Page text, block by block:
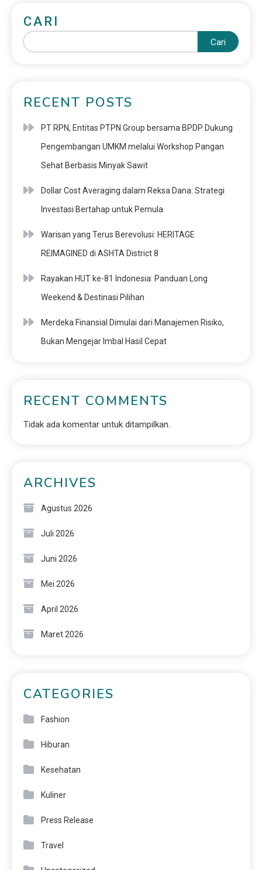
CARI
Cari
RECENT POSTS
PT RPN, Entitas PTPN Group bersama BPDP Dukung
Pengembangan UMKM melalui Workshop Pangan
Sehat Berbasis Minyak Sawit
Dollar Cost Averaging dalam Reksa Dana: Strategi
Investasi Bertahap untuk Pemula
Warisan yang Terus Berevolusi: HERITAGE
REIMAGINED di ASHTA District 8
Rayakan HUT ke-81 Indonesia: Panduan Long
Weekend & Destinasi Pilihan
Merdeka Finansial Dimulai dari Manajemen Risiko,
Bukan Mengejar Imbal Hasil Cepat
RECENT COMMENTS
Tidak ada komentar untuk ditampilkan.
ARCHIVES
Agustus 2026
Juli 2026
Juni 2026
Mei 2026
April 2026
Maret 2026
CATEGORIES
Fashion
Hiburan
Kesehatan
Kuliner
Press Release
Travel